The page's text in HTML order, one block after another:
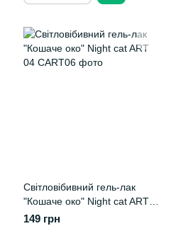
Світловібивний гель-лак
"Кошаче око" Night cat ART
04
149 грн